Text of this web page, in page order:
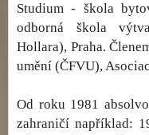
Studium - škola
odborná škola
Hollara), Praha.
umění (ČFVU),
Od roku 1981
zahraničí například: